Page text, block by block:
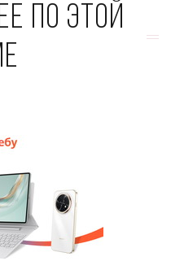
по этой